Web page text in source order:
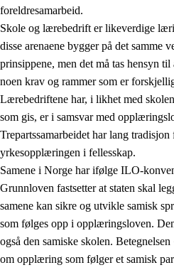
foreldresamarbeid.
Skole og lærebedrift er likeverdige
disse arenaene bygger på det samme
prinsippene, men det må tas hensyn
noen krav og rammer som er
Lærebedriftene har, i likhet med
som gis, er i samsvar med
Trepartssamarbeidet har lang
yrkesopplæringen i fellesskap.
Samene i Norge har ifølge ILO-
Grunnloven fastsetter at staten skal
samene kan sikre og utvikle samisk
som følges opp i opplæringsloven.
også den samiske skolen.
om opplæring som følger et samisk